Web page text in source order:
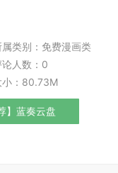
类别： 免费漫画类
人数： 0
： 80.73M
】蓝奏云盘